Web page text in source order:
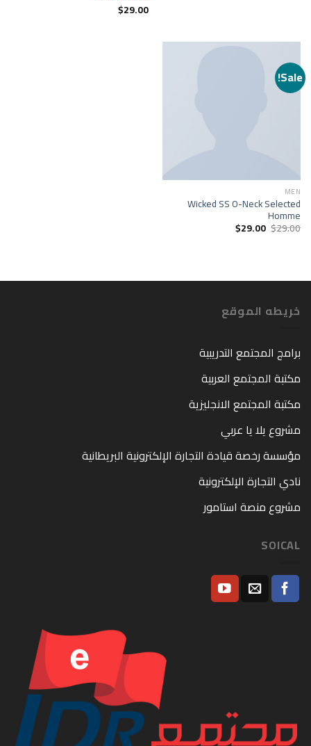
Rated
$29.00
Sale!
MEN
Wicked SS O-Neck Selected
Homme
$29.00
$29.00
خريطه الموقع
برامج المجتمع التدريبية
مكتبة المجتمع العربية
مكتبة المجتمع الانجليزية
مشروع يلا يا عربي
مؤسسة رخصة قيادة التجارة الإلكترونية البريطانية
نادي التجارة الإلكترونية
مشروع منصة استامور
SOICAL